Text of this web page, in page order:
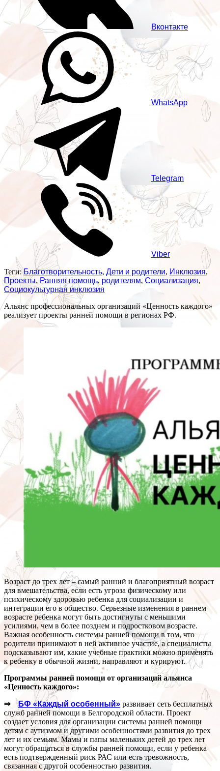
Вконтакте
WhatsApp
Telegram
Viber
Теги:Благотворительность, Дети и родители, Инклюзия,
Проекты, Ранняя помощь, родителям, Социализация,
Социокультурная инклюзия
Альянс профессиональных организаций «Ценность каждого»
реализует проекты ранней помощи в регионах РФ.
Возраст до трех лет – самый ранний и благоприятный возраст
для вмешательства, если есть угроза физическому или
психическому здоровью ребенка для социализации и
интеграции его в общество. Серьезные изменения в раннем
возрасте ребенка могут быть достигнуты с меньшими
усилиями, чем в более позднем и подростковом возрасте.
Важная особенность системы ранней помощи в том, что
родители принимают в ней активное участие, а специалисты
подсказывают им, какие учебные практики можно применять
к ребенку в обычной жизни, направляют и курируют.
Программы ранней помощи от организаций альянса
«Ценность каждого»:
⇒БФ «Каждый особенный» развивает сеть бесплатных
служб ранней помощи в Белгородской области. Проект
создает условия для организации системы ранней помощи
детям с аутизмом и другими особенностями развития до трех
лет и их семьям. Мамы и папы маленьких детей до трех лет
могут обращаться в службы ранней помощи, если у ребенка
есть подтвержденный риск РАС или есть тревожность,
связанная с другой особенностью развития.